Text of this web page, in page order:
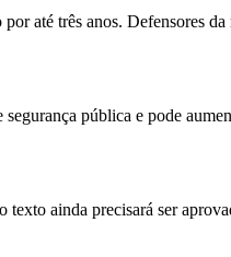
até três anos. Defensores
pública e pode
ainda precisará ser